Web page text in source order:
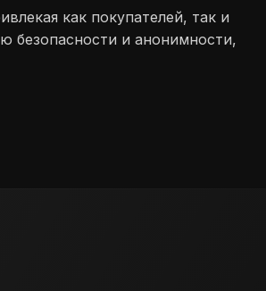
как покупателей, так и
безопасности и анонимности,